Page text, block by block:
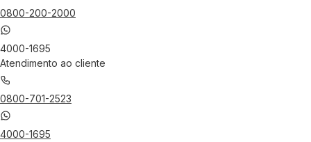
0800-200-2000
4000-1695
Atendimento ao cliente
0800-701-2523
4000-1695